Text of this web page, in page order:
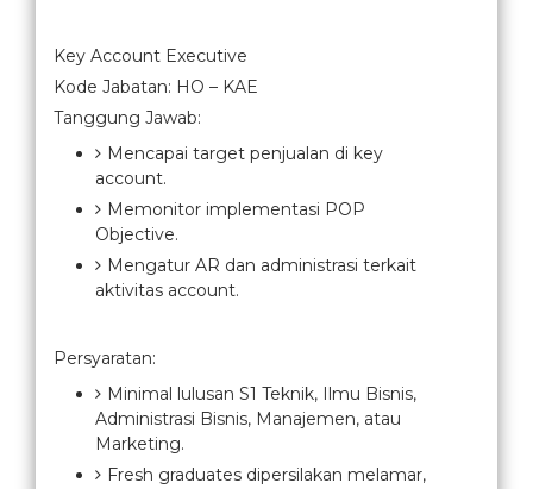
Key Account Executive
Kode Jabatan: HO – KAE
Tanggung Jawab:
Mencapai target penjualan di key
account.
Memonitor implementasi POP
Objective.
Mengatur AR dan administrasi terkait
aktivitas account.
Persyaratan:
Minimal lulusan S1 Teknik, Ilmu Bisnis,
Administrasi Bisnis, Manajemen, atau
Marketing.
Fresh graduates dipersilakan melamar,